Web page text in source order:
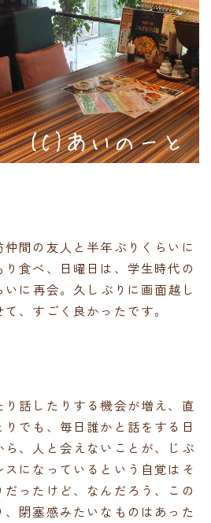
間の友人と半年ぶりくらいに
食べ、日曜日は、学生時代の
に再会。久しぶりに画面越し
、すごく良かったです。
話したりする機会が増え、直
でも、毎日誰かと話をする日
、人と会えないことが、じぶ
になっているという自覚はそ
ったけど、なんだろう、この
閉塞感みたいなものはあった